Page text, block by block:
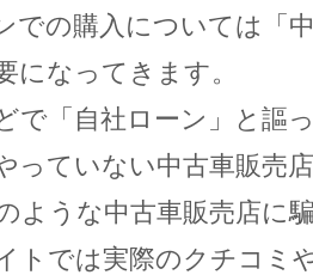
での購入については「
になってきます。
で「自社ローン」と謳
っていない中古車販売
ような中古車販売店に
トでは実際のクチコミ